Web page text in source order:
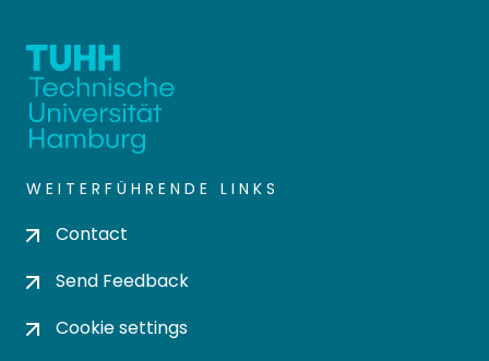
WEITERFÜHRENDE LINKS
Contact
Send Feedback
Cookie settings